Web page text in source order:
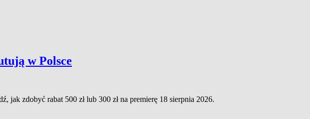
w Polsce
zdobyć rabat 500 zł lub 300 zł na premierę 18 sierpnia 2026.